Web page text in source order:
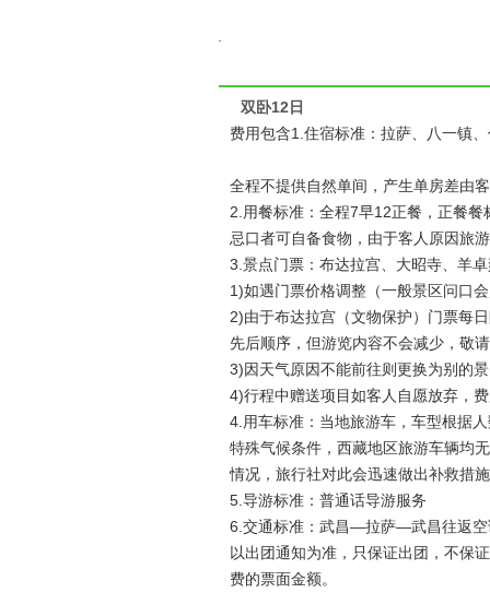
双卧12日
费用包含1.住宿标准：拉萨、八一镇
全程不提供自然单间，产生单房差由
2.用餐标准：全程7早12正餐，正餐
忌口者可自备食物，由于客人原因旅
3.景点门票：布达拉宫、大昭寺、羊
1)如遇门票价格调整（一般景区问口
2)由于布达拉宫（文物保护）门票每
先后顺序，但游览内容不会减少，敬
3)因天气原因不能前往则更换为别的
4)行程中赠送项目如客人自愿放弃，
4.用车标准：当地旅游车，车型根据
特殊气候条件，西藏地区旅游车辆均
情况，旅行社对此会迅速做出补救措
5.导游标准：普通话导游服务
6.交通标准：武昌—拉萨—武昌往返空
以出团通知为准，只保证出团，不保
费的票面金额。